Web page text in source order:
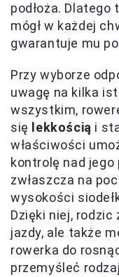
podłoża. Dlatego
mógł w każdej
gwarantuje mu
Przy wyborze
uwagę na kilka
wszystkim,
się
lekkością i
właściwości
kontrolę nad
zwłaszcza na
wysokości
Dzięki niej,
jazdy, ale także
rowerka do
przemyśleć